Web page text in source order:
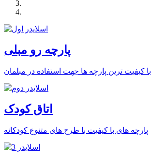
پارچه رو مبلی
با کیفیت ترین پارچه ها جهت استفاده در مبلمان
اتاق کودک
پارچه های با کیفیت با طرح های متنوع کودکانه